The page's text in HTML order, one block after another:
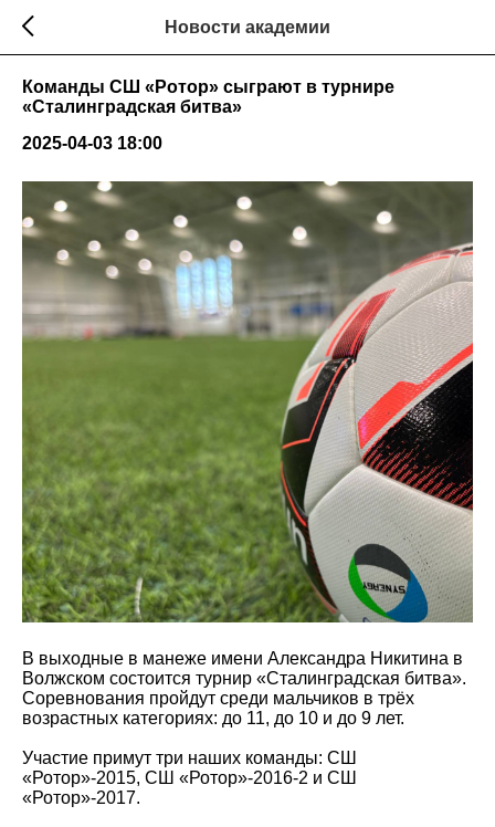
Новости академии
Команды СШ «Ротор» сыграют в турнире
«Сталинградская битва»
2025-04-03 18:00
В выходные в манеже имени Александра Никитина в
Волжском состоится турнир «Сталинградская битва».
Соревнования пройдут среди мальчиков в трёх
возрастных категориях: до 11, до 10 и до 9 лет.
Участие примут три наших команды: СШ
«Ротор»-2015, СШ «Ротор»-2016-2 и СШ
«Ротор»-2017.